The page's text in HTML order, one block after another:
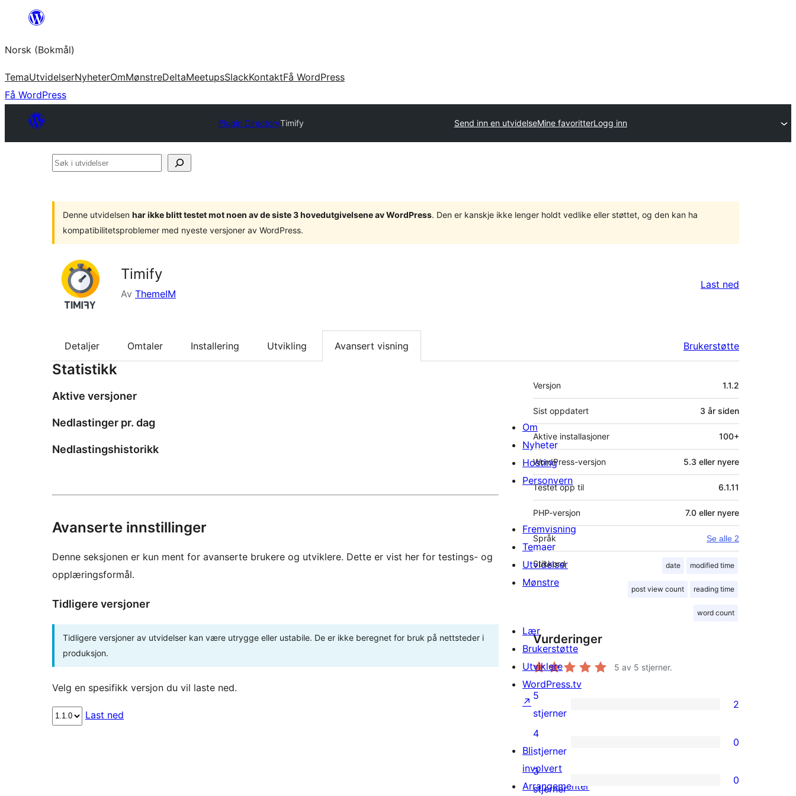
Hopp
innhold
Norsk (Bokmål)
TemaUtvidelserNyheterOmMønstreDeltaMeetupsSlackKontaktFå WordPress
Få WordPress
Plugin DirectoryTimify Send inn en utvidelseMine favoritterLogg inn
Søk
Denne utvidelsen har ikke blitt testet mot noen av de siste 3 hovedutgivelsene av WordPress. Den er kanskje ikke lenger holdt vedlike eller støttet, og den kan ha
kompatibilitetsproblemer med nyeste versjoner av WordPress.
Timify
Av ThemeIM
Last ned
Detaljer Omtaler Installering Utvikling Avansert visning Brukerstøtte
Statistikk
Aktive versjoner
Nedlastinger pr. dag
Nedlastingshistorikk
Avanserte innstillinger
Denne seksjonen er kun ment for avanserte brukere og utviklere. Dette er vist her for testings- og
opplæringsformål.
Tidligere versjoner
Tidligere versjoner av utvidelser kan være utrygge eller ustabile. De er ikke beregnet for bruk på nettsteder i
produksjon.
Velg en spesifikk versjon du vil laste ned.
Last ned
Meta
Versjon 1.1.2
Sist oppdatert 3 år siden
Aktive installasjoner 100+
WordPress-versjon 5.3 eller nyere
Testet opp til 6.1.11
PHP-versjon 7.0 eller nyere
Språk Se alle 2
Stikkord date modified time
post view count reading time
word count
Vurderinger
5 av 5 stjerner.
2
5-
star
reviews
5
stjerner
2
0
4-
star
4
stjerner
0
0
3
stjerner
0
Om
Nyheter
Hosting
Personvern
Fremvisning
Temaer
Utvidelser
Mønstre
Lær
Brukerstøtte
Utviklere
WordPress.tv
↗
Bli
involvert
Arrangementer